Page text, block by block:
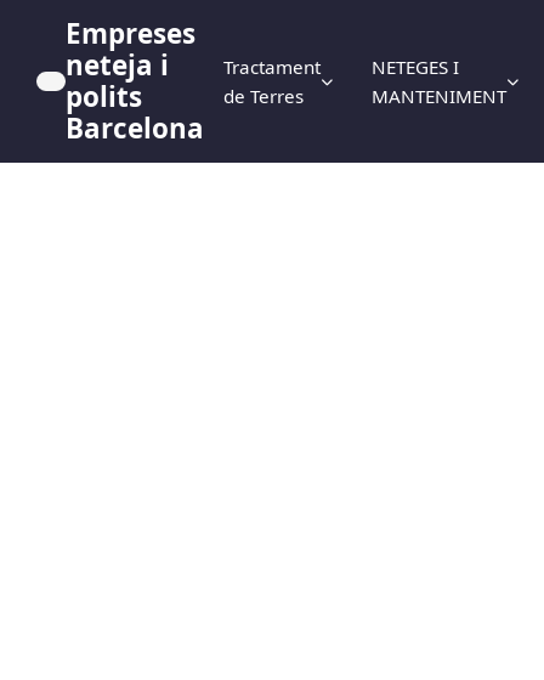
Empreses
neteja i
polits
Barcelona
Tractament
de Terres
NETEGES I
MANTENIMENT